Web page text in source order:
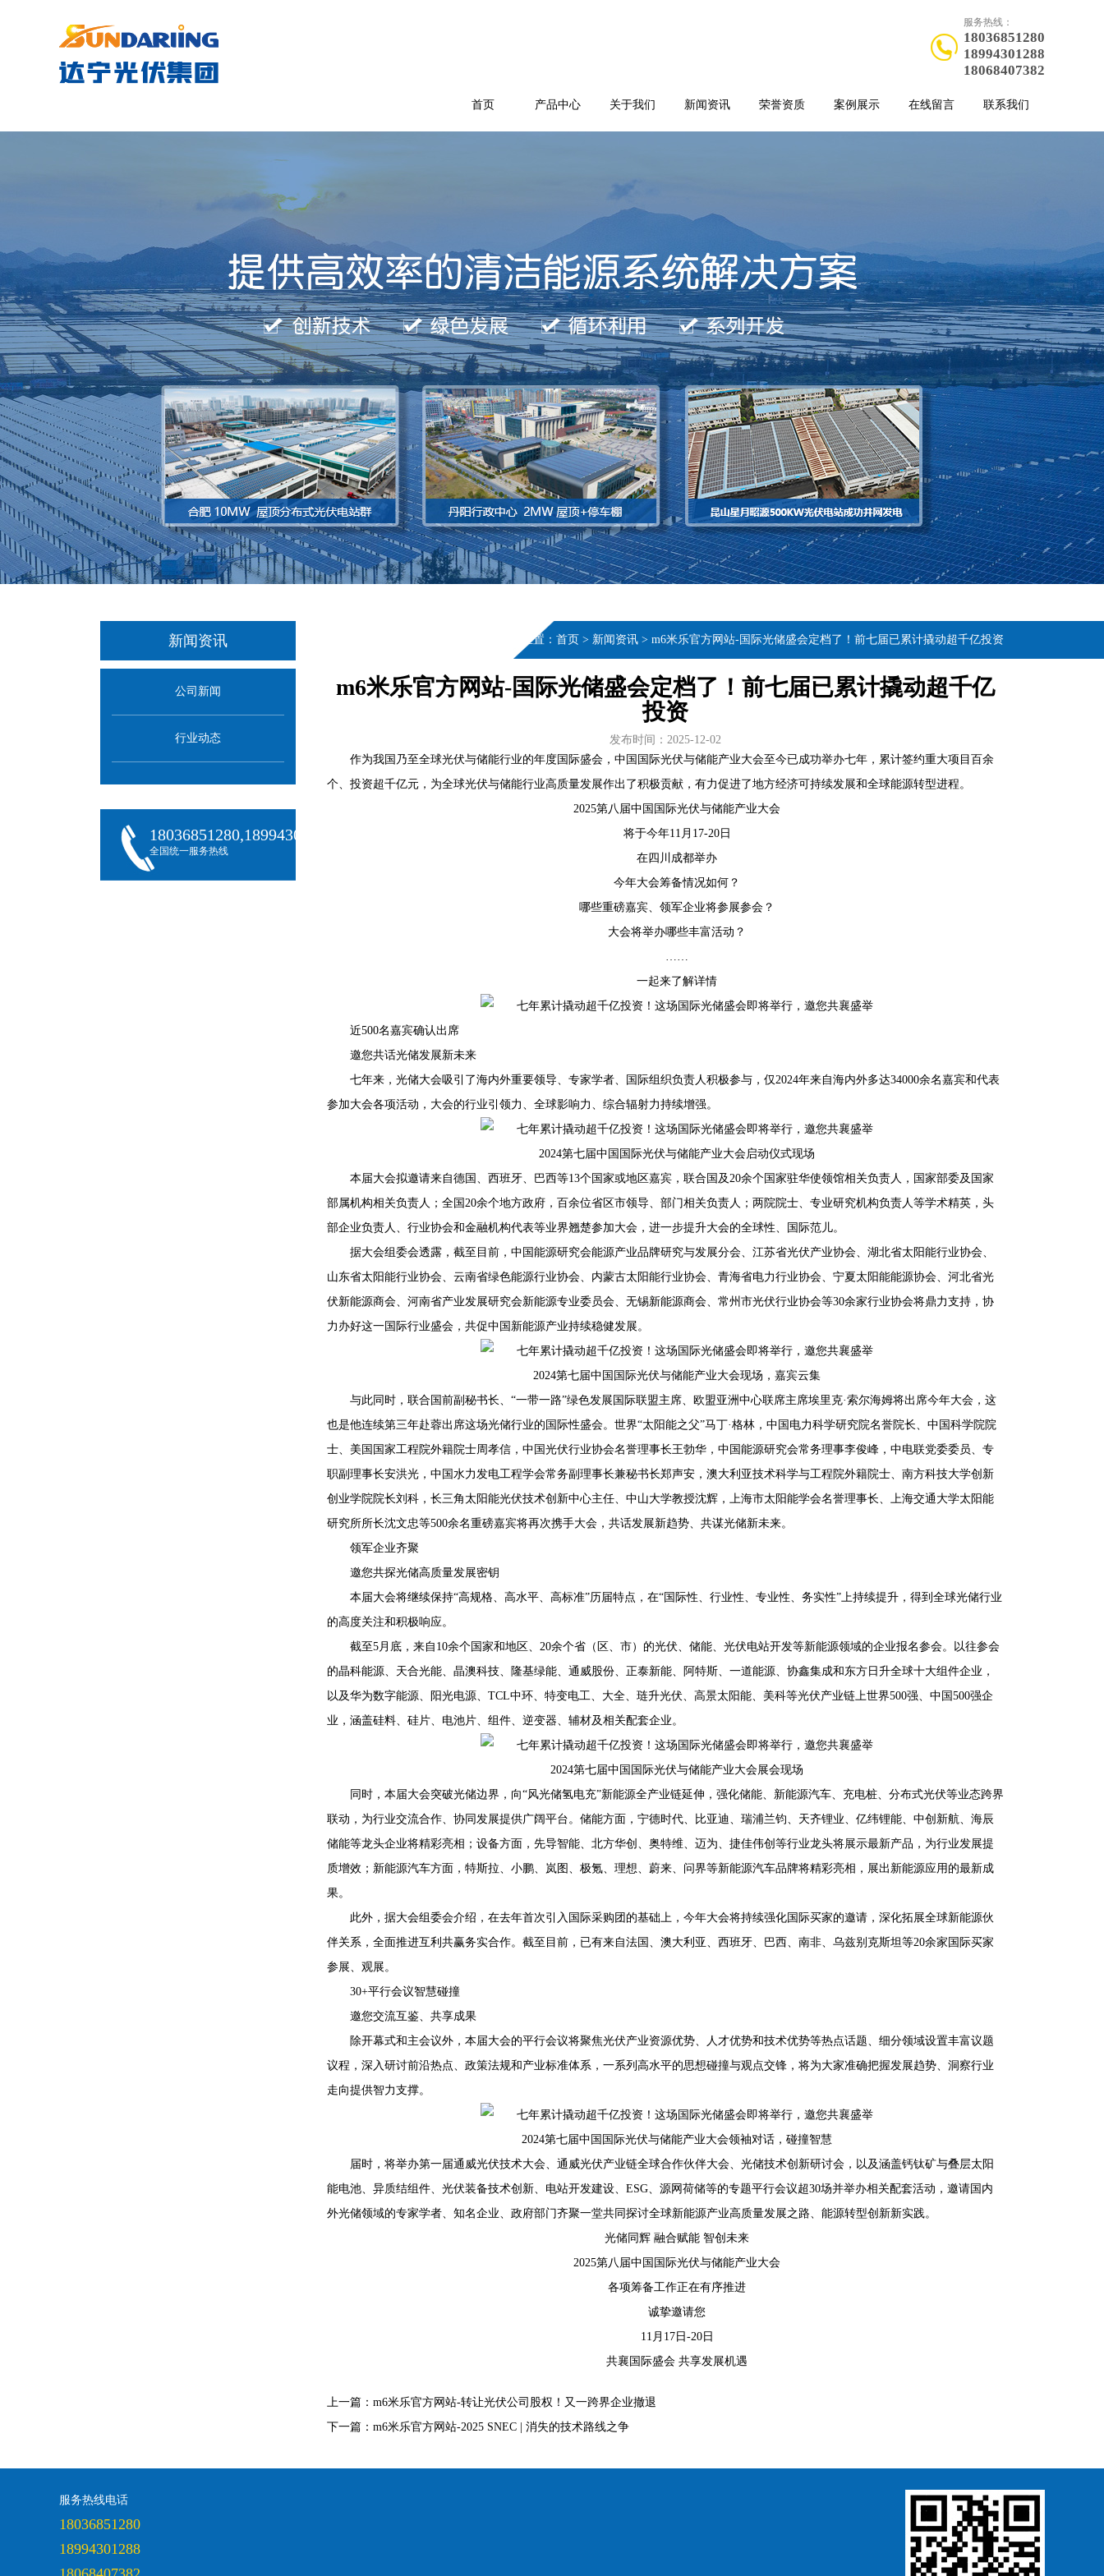
服务热线：
18036851280
18994301288
18068407382
首页 产品中心 关于我们 新闻资讯 荣誉资质 案例展示 在线留言 联系我们
新闻资讯
公司新闻
行业动态
18036851280,18994301288,18068407382
全国统一服务热线
当前位置： 首页 > 新闻资讯 > m6米乐官方网站-国际光储盛会定档了！前七届已累计撬动超千亿投资
m6米乐官方网站-国际光储盛会定档了！前七届已累计撬动超千亿
投资
发布时间：2025-12-02
作为我国乃至全球光伏与储能行业的年度国际盛会，中国国际光伏与储能产业大会至今已成功举办七年，累计签约重大项目百余
个、投资超千亿元，为全球光伏与储能行业高质量发展作出了积极贡献，有力促进了地方经济可持续发展和全球能源转型进程。
2025第八届中国国际光伏与储能产业大会
将于今年11月17-20日
在四川成都举办
今年大会筹备情况如何？
哪些重磅嘉宾、领军企业将参展参会？
大会将举办哪些丰富活动？
……
一起来了解详情
近500名嘉宾确认出席
邀您共话光储发展新未来
七年来，光储大会吸引了海内外重要领导、专家学者、国际组织负责人积极参与，仅2024年来自海内外多达34000余名嘉宾和代表
参加大会各项活动，大会的行业引领力、全球影响力、综合辐射力持续增强。
2024第七届中国国际光伏与储能产业大会启动仪式现场
本届大会拟邀请来自德国、西班牙、巴西等13个国家或地区嘉宾，联合国及20余个国家驻华使领馆相关负责人，国家部委及国家
部属机构相关负责人；全国20余个地方政府，百余位省区市领导、部门相关负责人；两院院士、专业研究机构负责人等学术精英，头
部企业负责人、行业协会和金融机构代表等业界翘楚参加大会，进一步提升大会的全球性、国际范儿。
据大会组委会透露，截至目前，中国能源研究会能源产业品牌研究与发展分会、江苏省光伏产业协会、湖北省太阳能行业协会、
山东省太阳能行业协会、云南省绿色能源行业协会、内蒙古太阳能行业协会、青海省电力行业协会、宁夏太阳能能源协会、河北省光
伏新能源商会、河南省产业发展研究会新能源专业委员会、无锡新能源商会、常州市光伏行业协会等30余家行业协会将鼎力支持，协
力办好这一国际行业盛会，共促中国新能源产业持续稳健发展。
2024第七届中国国际光伏与储能产业大会现场，嘉宾云集
与此同时，联合国前副秘书长、“一带一路”绿色发展国际联盟主席、欧盟亚洲中心联席主席埃里克·索尔海姆将出席今年大会，这
也是他连续第三年赴蓉出席这场光储行业的国际性盛会。世界“太阳能之父”马丁·格林，中国电力科学研究院名誉院长、中国科学院院
士、美国国家工程院外籍院士周孝信，中国光伏行业协会名誉理事长王勃华，中国能源研究会常务理事李俊峰，中电联党委委员、专
职副理事长安洪光，中国水力发电工程学会常务副理事长兼秘书长郑声安，澳大利亚技术科学与工程院外籍院士、南方科技大学创新
创业学院院长刘科，长三角太阳能光伏技术创新中心主任、中山大学教授沈辉，上海市太阳能学会名誉理事长、上海交通大学太阳能
研究所所长沈文忠等500余名重磅嘉宾将再次携手大会，共话发展新趋势、共谋光储新未来。
领军企业齐聚
邀您共探光储高质量发展密钥
本届大会将继续保持“高规格、高水平、高标准”历届特点，在“国际性、行业性、专业性、务实性”上持续提升，得到全球光储行业
的高度关注和积极响应。
截至5月底，来自10余个国家和地区、20余个省（区、市）的光伏、储能、光伏电站开发等新能源领域的企业报名参会。以往参会
的晶科能源、天合光能、晶澳科技、隆基绿能、通威股份、正泰新能、阿特斯、一道能源、协鑫集成和东方日升全球十大组件企业，
以及华为数字能源、阳光电源、TCL中环、特变电工、大全、琏升光伏、高景太阳能、美科等光伏产业链上世界500强、中国500强企
业，涵盖硅料、硅片、电池片、组件、逆变器、辅材及相关配套企业。
2024第七届中国国际光伏与储能产业大会展会现场
同时，本届大会突破光储边界，向“风光储氢电充”新能源全产业链延伸，强化储能、新能源汽车、充电桩、分布式光伏等业态跨界
联动，为行业交流合作、协同发展提供广阔平台。储能方面，宁德时代、比亚迪、瑞浦兰钧、天齐锂业、亿纬锂能、中创新航、海辰
储能等龙头企业将精彩亮相；设备方面，先导智能、北方华创、奥特维、迈为、捷佳伟创等行业龙头将展示最新产品，为行业发展提
质增效；新能源汽车方面，特斯拉、小鹏、岚图、极氪、理想、蔚来、问界等新能源汽车品牌将精彩亮相，展出新能源应用的最新成
果。
此外，据大会组委会介绍，在去年首次引入国际采购团的基础上，今年大会将持续强化国际买家的邀请，深化拓展全球新能源伙
伴关系，全面推进互利共赢务实合作。截至目前，已有来自法国、澳大利亚、西班牙、巴西、南非、乌兹别克斯坦等20余家国际买家
参展、观展。
30+平行会议智慧碰撞
邀您交流互鉴、共享成果
除开幕式和主会议外，本届大会的平行会议将聚焦光伏产业资源优势、人才优势和技术优势等热点话题、细分领域设置丰富议题
议程，深入研讨前沿热点、政策法规和产业标准体系，一系列高水平的思想碰撞与观点交锋，将为大家准确把握发展趋势、洞察行业
走向提供智力支撑。
2024第七届中国国际光伏与储能产业大会领袖对话，碰撞智慧
届时，将举办第一届通威光伏技术大会、通威光伏产业链全球合作伙伴大会、光储技术创新研讨会，以及涵盖钙钛矿与叠层太阳
能电池、异质结组件、光伏装备技术创新、电站开发建设、ESG、源网荷储等的专题平行会议超30场并举办相关配套活动，邀请国内
外光储领域的专家学者、知名企业、政府部门齐聚一堂共同探讨全球新能源产业高质量发展之路、能源转型创新新实践。
光储同辉 融合赋能 智创未来
2025第八届中国国际光伏与储能产业大会
各项筹备工作正在有序推进
诚挚邀请您
11月17日-20日
共襄国际盛会 共享发展机遇
上一篇： m6米乐官方网站-转让光伏公司股权！又一跨界企业撤退
下一篇： m6米乐官方网站-2025 SNEC | 消失的技术路线之争
服务热线电话
18036851280
18994301288